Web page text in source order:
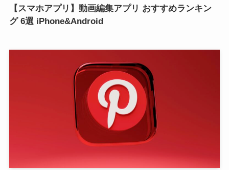
【スマホアプリ】動画編集アプリ おすすめランキン
グ 6選 iPhone&Android